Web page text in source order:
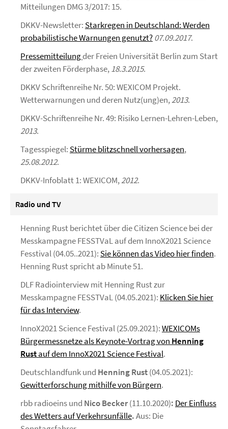
Mitteilungen DMG 3/2017: 15.
DKKV-Newsletter: Starkregen in Deutschland: Werden
probabilistische Warnungen genutzt?07.09.2017.
Pressemitteilungder Freien Universität Berlin zum Start
der zweiten Förderphase,18.3.2015.
DKKV Schriftenreihe Nr. 50: WEXICOM Projekt.
Wetterwarnungen und deren Nutz(ung)en,2013.
DKKV-Schriftenreihe Nr. 49: Risiko Lernen-Lehren-Leben,
2013.
Tagesspiegel: Stürme blitzschnell vorhersagen,
25.08.2012.
DKKV-Infoblatt 1: WEXICOM,2012.
Radio und TV
Henning Rust berichtet über die Citizen Science bei der
Messkampagne FESSTVaL auf dem InnoX2021 Science
Fesstival (04.05..2021): Sie können das Video hier finden.
Henning Rust spricht ab Minute 51.
DLF Radiointerview mit Henning Rust zur
Messkampagne FESSTVaL (04.05.2021): Klicken Sie hier
für das Interview.
InnoX2021 Science Festival (25.09.2021):WEXICOMs
Bürgermessnetze als Keynote-Vortrag von Henning
Rustauf dem InnoX2021 Science Festival.
Deutschlandfunk und Henning Rust(04.05.2021):
Gewitterforschung mithilfe von Bürgern.
rbb radioeins und Nico Becker(11.10.2020): Der Einfluss
des Wetters auf Verkehrsunfälle.Aus: Die